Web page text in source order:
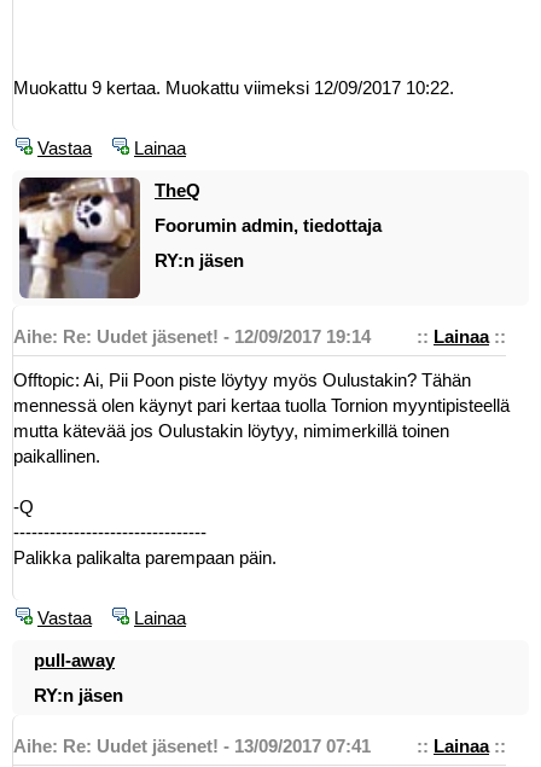
Muokattu 9 kertaa. Muokattu viimeksi 12/09/2017 10:22.
Vastaa Lainaa
TheQ
Foorumin admin, tiedottaja
RY:n jäsen
:: Lainaa::
Aihe: Re: Uudet jäsenet! - 12/09/2017 19:14
Offtopic: Ai, Pii Poon piste löytyy myös Oulustakin? Tähän
mennessä olen käynyt pari kertaa tuolla Tornion myyntipisteellä
mutta kätevää jos Oulustakin löytyy, nimimerkillä toinen
paikallinen.
-Q
--------------------------------
Palikka palikalta parempaan päin.
Vastaa Lainaa
pull-away
RY:n jäsen
:: Lainaa::
Aihe: Re: Uudet jäsenet! - 13/09/2017 07:41